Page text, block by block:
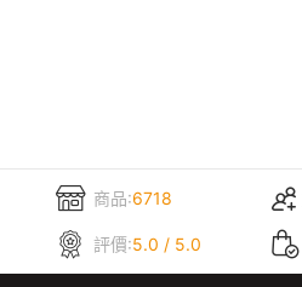
商品:6718
評價:5.0 / 5.0